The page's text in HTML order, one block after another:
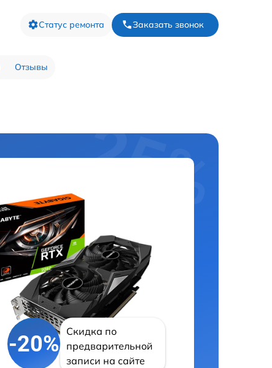
Статус ремонта Заказать звонок
Отзывы
-20%
Скидка по
предварительной
записи на сайте